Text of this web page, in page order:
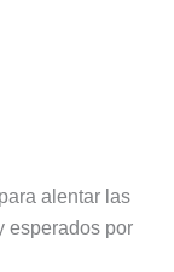
alentar las
esperados por